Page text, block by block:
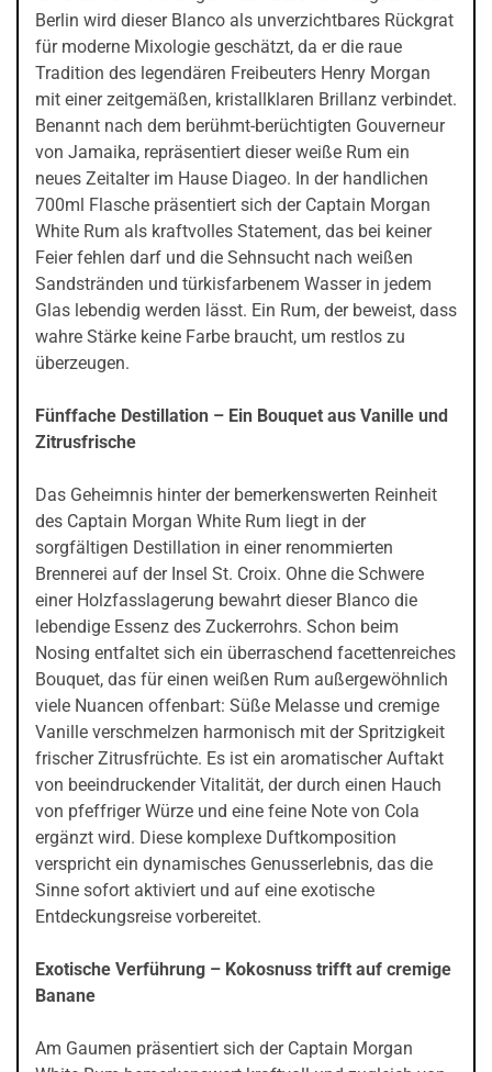
Berlin wird dieser Blanco als unverzichtbares Rückgrat
für moderne Mixologie geschätzt, da er die raue
Tradition des legendären Freibeuters Henry Morgan
mit einer zeitgemäßen, kristallklaren Brillanz verbindet.
Benannt nach dem berühmt-berüchtigten Gouverneur
von Jamaika, repräsentiert dieser weiße Rum ein
neues Zeitalter im Hause Diageo. In der handlichen
700ml Flasche präsentiert sich der Captain Morgan
White Rum als kraftvolles Statement, das bei keiner
Feier fehlen darf und die Sehnsucht nach weißen
Sandstränden und türkisfarbenem Wasser in jedem
Glas lebendig werden lässt. Ein Rum, der beweist, dass
wahre Stärke keine Farbe braucht, um restlos zu
überzeugen.
Fünffache Destillation – Ein Bouquet aus Vanille und
Zitrusfrische
Das Geheimnis hinter der bemerkenswerten Reinheit
des Captain Morgan White Rum liegt in der
sorgfältigen Destillation in einer renommierten
Brennerei auf der Insel St. Croix. Ohne die Schwere
einer Holzfasslagerung bewahrt dieser Blanco die
lebendige Essenz des Zuckerrohrs. Schon beim
Nosing entfaltet sich ein überraschend facettenreiches
Bouquet, das für einen weißen Rum außergewöhnlich
viele Nuancen offenbart: Süße Melasse und cremige
Vanille verschmelzen harmonisch mit der Spritzigkeit
frischer Zitrusfrüchte. Es ist ein aromatischer Auftakt
von beeindruckender Vitalität, der durch einen Hauch
von pfeffriger Würze und eine feine Note von Cola
ergänzt wird. Diese komplexe Duftkomposition
verspricht ein dynamisches Genusserlebnis, das die
Sinne sofort aktiviert und auf eine exotische
Entdeckungsreise vorbereitet.
Exotische Verführung – Kokosnuss trifft auf cremige
Banane
Am Gaumen präsentiert sich der Captain Morgan